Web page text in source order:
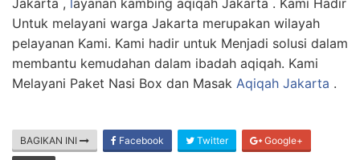
Jakarta , layanan kambing aqiqah Jakarta . Kami Hadir
Untuk melayani warga Jakarta merupakan wilayah
pelayanan Kami. Kami hadir untuk Menjadi solusi dalam
membantu kemudahan dalam ibadah aqiqah. Kami
Melayani Paket Nasi Box dan Masak Aqiqah Jakarta .
BAGIKAN INI Facebook Twitter Google+